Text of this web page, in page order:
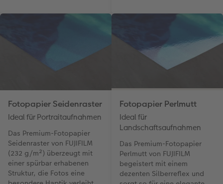
Fotopapier Seidenraster
Ideal für Portraitaufnahmen
Das Premium-Fotopapier
Seidenraster von FUJIFILM
(232 g/m²) überzeugt mit
einer spürbar erhabenen
Struktur, die Fotos eine
Fotopapier Perlmutt
Ideal für
Landschaftsaufnahmen
Das Premium-Fotopapier
Perlmutt von FUJIFILM
begeistert mit einem
dezenten Silberreflex und